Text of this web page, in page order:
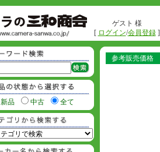
ゲスト 様
[ ログイン/会員登録]
新品 中古 全て
参考販売価格